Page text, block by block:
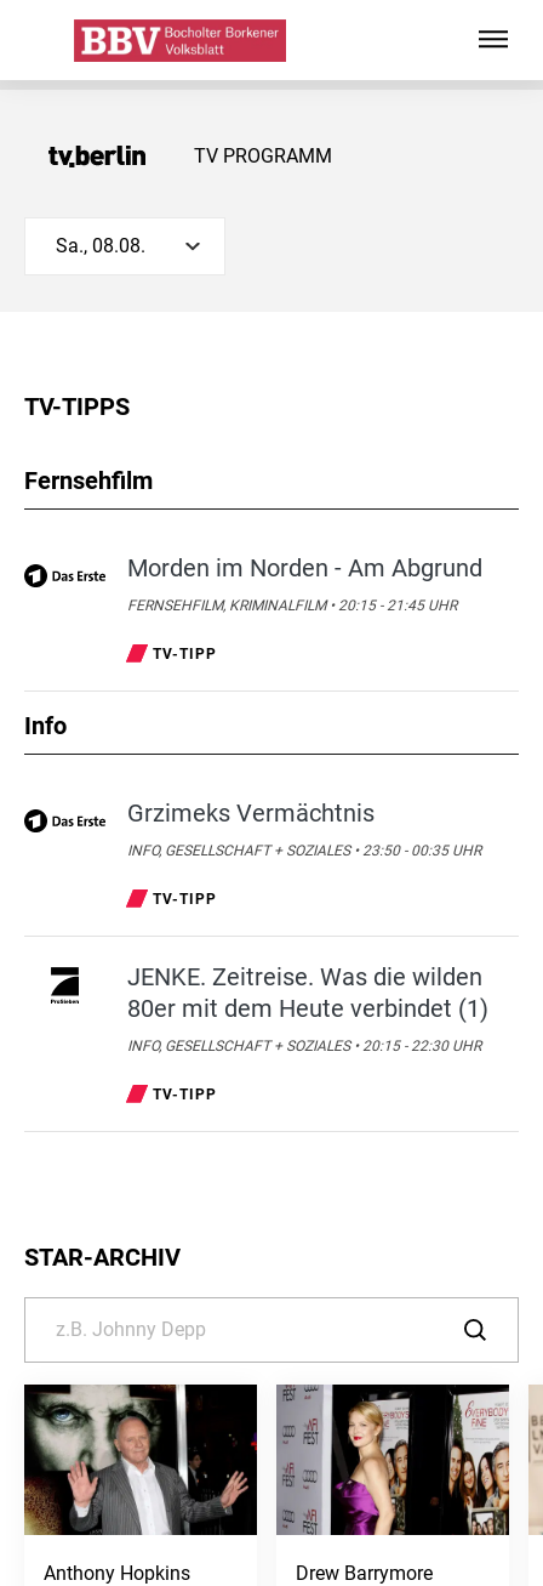
TV PROGRAMM
Sa., 08.08.
TV-TIPPS
Fernsehfilm
Morden im Norden - Am Abgrund
FERNSEHFILM, KRIMINALFILM • 20:15 - 21:45 UHR
TV-TIPP
Info
Grzimeks Vermächtnis
INFO, GESELLSCHAFT + SOZIALES • 23:50 - 00:35 UHR
TV-TIPP
JENKE. Zeitreise. Was die wilden
80er mit dem Heute verbindet (1)
INFO, GESELLSCHAFT + SOZIALES • 20:15 - 22:30 UHR
TV-TIPP
STAR-ARCHIV
Anthony Hopkins Drew Barrymore